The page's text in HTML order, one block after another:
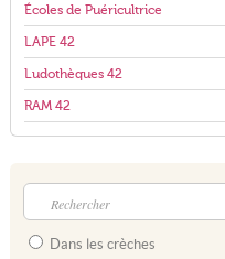
Écoles de Puéricultrice
LAPE 42
Ludothèques 42
RAM 42
Dans les crèches